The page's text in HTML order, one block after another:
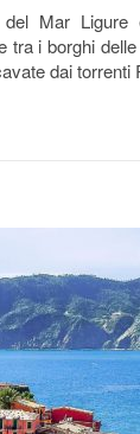
Mar Ligure
tra i borghi
dai